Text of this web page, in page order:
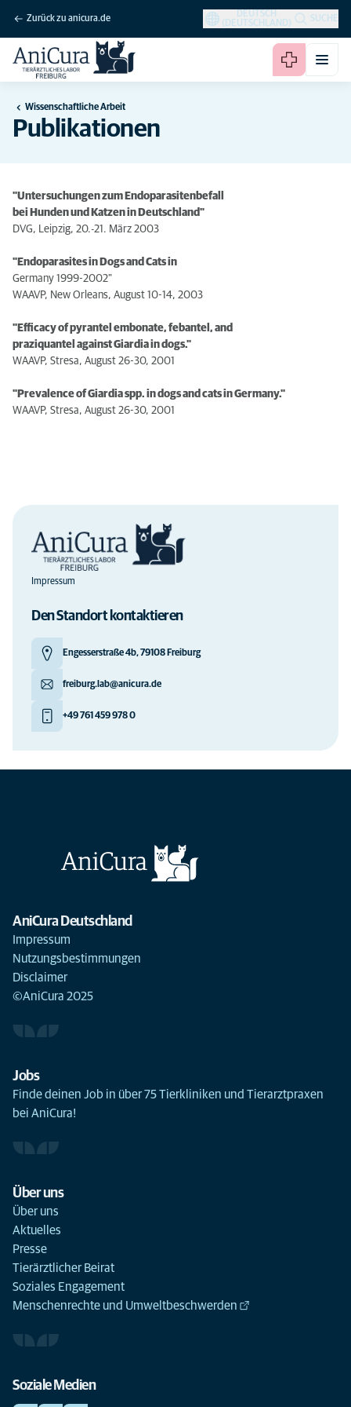
Zurück zu anicura.de
DEUTSCH
(DEUTSCHLAND)
SUCHE
Wissenschaftliche Arbeit
Publikationen
"Untersuchungen zum Endoparasitenbefall
bei Hunden und Katzen in Deutschland"
DVG, Leipzig, 20.-21. März 2003
"Endoparasites in Dogs and Cats in
Germany 1999-2002"
WAAVP, New Orleans, August 10-14, 2003
"Efficacy of pyrantel embonate, febantel, and
praziquantel against Giardia in dogs."
WAAVP, Stresa, August 26-30, 2001
"Prevalence of Giardia spp. in dogs and cats in Germany."
WAAVP, Stresa, August 26-30, 2001
Impressum
Den Standort kontaktieren
Engesserstraße 4b, 79108 Freiburg
freiburg.lab@anicura.de
+49 761 459 978 0
AniCura Deutschland
Impressum
Nutzungsbestimmungen
Disclaimer
©AniCura 2025
Jobs
Finde deinen Job in über 75 Tierkliniken und Tierarztpraxen
bei AniCura!
Über uns
Über uns
Aktuelles
Presse
Tierärztlicher Beirat
Soziales Engagement
Menschenrechte und Umweltbeschwerden
Soziale Medien